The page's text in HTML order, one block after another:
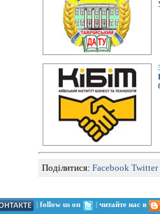
Поділитися: Facebook Twitter
follow us on читайте нас в